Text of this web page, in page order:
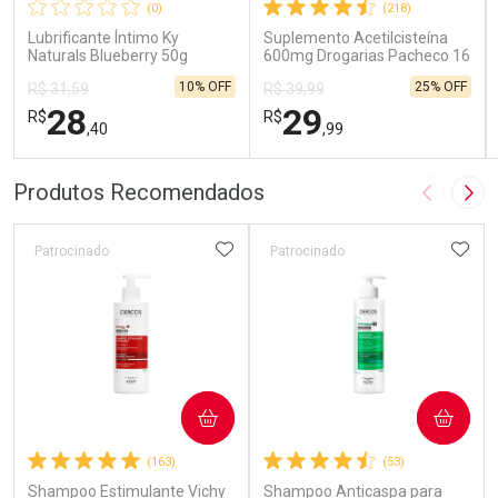
(0)
Lubrificante Íntimo Ky
Naturals Blueberry 50g
R$ 31,59
R$28,40
10% OFF
FECHAR
Comprar sem Desconto
FECHAR
Por Menos
Comprar sem Desconto
(218)
Suplemento Acetilcisteína
600mg Drogarias Pacheco 16
R$ 39,99
R$29,99
25% OFF
Comprar sem Desconto
Por Menos
Comprar sem Desconto
Produtos Recomendados Imagem
(163)
Shampoo Estimulante Vichy
Patrocinado ADICIONAR AOS FAVORITOS
COMPRAR
(53)
Shampoo Anticaspa para
Patrocinado
COMPRAR